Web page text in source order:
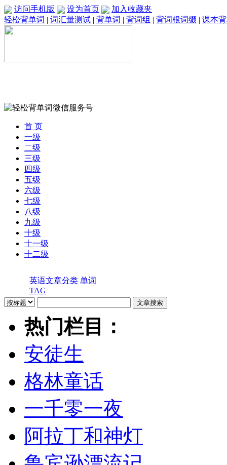
访问手机版 设为首页
加入收藏夹
轻松背单词 | 词汇量测试 | 背单词 | 背词组 | 背词根词缀 | 课本
首 页
一级
二级
三级
四级
五级
六级
七级
八级
九级
十级
十一级
十二级
英语文章分类 单词
TAG
热门栏目：
安徒生
格林童话
一千零一夜
阿拉丁和神灯